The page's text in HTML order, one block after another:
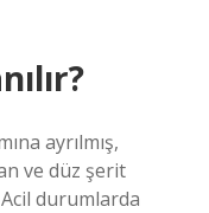
ayrılmış,
ve düz şerit
durumlarda